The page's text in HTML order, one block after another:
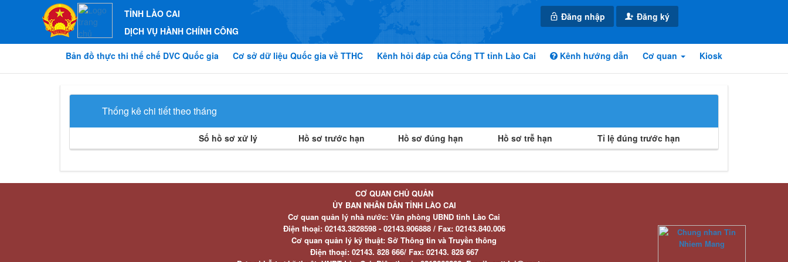
TỈNH LÀO CAI
DỊCH VỤ HÀNH CHÍNH CÔNG
Đăng nhập Đăng ký
Bản đồ thực thi thể chế DVC Quốc gia Cơ sở dữ liệu Quốc gia về TTHC Kênh hỏi đáp của Cổng TT tỉnh Lào Cai Kênh hướng dẫn Cơ quan Kiosk
Thống kê chi tiết theo tháng
Số hồ sơ xử lý Hồ sơ trước hạn Hồ sơ đúng hạn Hồ sơ trễ hạn Tỉ lệ đúng trước hạn
CƠ QUAN CHỦ QUẢN
ỦY BAN NHÂN DÂN TỈNH LÀO CAI
Cơ quan quản lý nhà nước: Văn phòng UBND tỉnh Lào Cai
Điện thoại:02143.3828598 - 02143.906888 / Fax:02143.840.006
Cơ quan quản lý kỹ thuật: Sở Thông tin và Truyền thông
Điện thoại:02143. 828 666/ Fax:02143. 828 667